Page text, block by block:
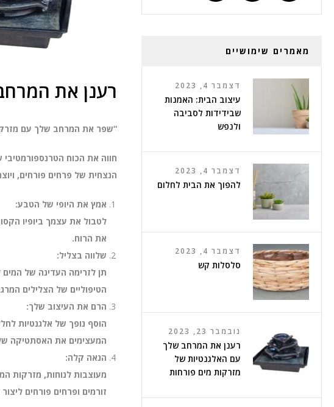
רענן את
“שפר את המרחב שלך עם
חווה את הכוח
הנצחית של פרחים פורחים,
אמץ את היופי של הטבע:
לטבול את עצמך ביופיו
את הרוח.
שלווה בצליל:
תן לזרימה העדינה של המים
הטיפוליים של הצלילים
הרם את העיצוב שלך:
הוסף נופך של אלגנטיות
המעצימים את האסתטיקה
הנאה קלה:
מעוצבות לנוחות, מזרקות
זורמים ופרחים פורחים
מאמרים שימושיים
דצמבר 4, 2023
עיצוב הבית: האמנות
שבידידות לסביבה
ולנפש
דצמבר 4, 2023
להפוך את הבית לחלום
דצמבר 4, 2023
סלסלות קש
נובמבר 23, 2023
רענן את המרחב שלך
עם האלגנטיות של
מזרקות מים פורחות